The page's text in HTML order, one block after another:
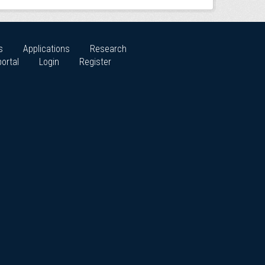
Applications
Research
Login Register